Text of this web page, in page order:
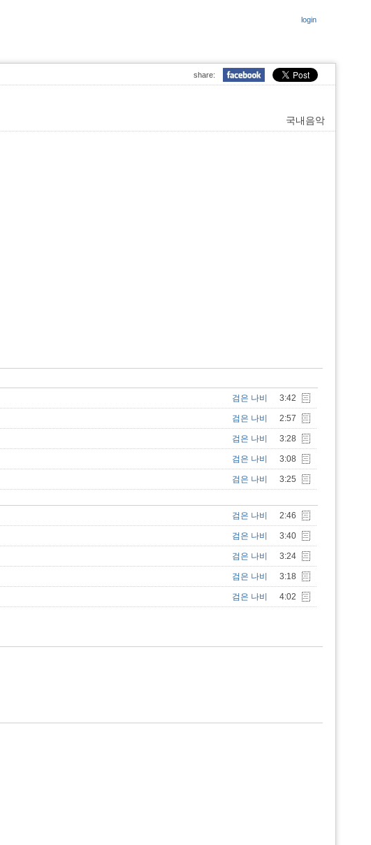
login
share:
국내음악
검은 나비 3:42
검은 나비 2:57
검은 나비 3:28
검은 나비 3:08
검은 나비
3:25
검은 나비 2:46
검은 나비 3:40
검은 나비 3:24
검은 나비 3:18
검은 나비 4:02